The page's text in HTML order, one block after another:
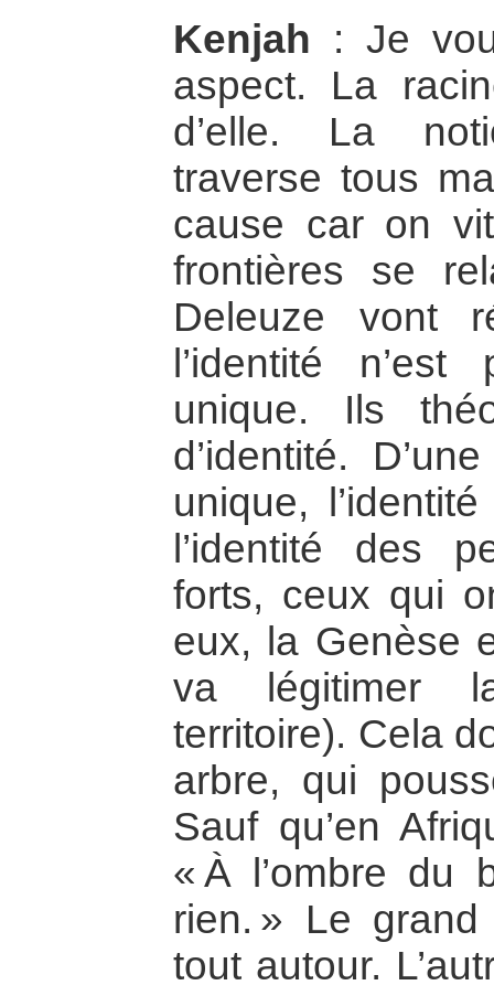
Kenjah : Je
aspect. La
d’elle. La
traverse tous
cause car on
frontières se
Deleuze vont
l’identité
unique. Ils
d’identité.
unique,
l’identité des
forts, ceux qui
eux, la Genèse
va légitimer
territoire). Cela
arbre, qui
Sauf qu’en
« À l’ombre du
rien. » Le
tout autour.